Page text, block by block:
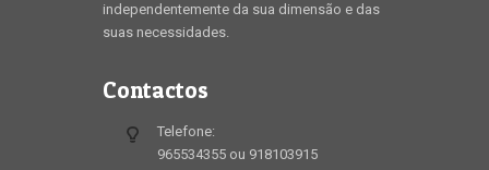
independentemente da sua dimensão e das
suas necessidades.
Contactos
Telefone:
965534355 ou 918103915